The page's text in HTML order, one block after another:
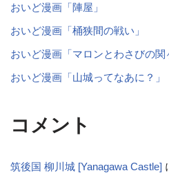
おいど漫画「陣屋」
おいど漫画「桶狭間の戦い」
おいど漫画「マロンとわさびの関
おいど漫画「山城ってなあに？」
コメント
筑後国 柳川城 [Yanagawa Castle]